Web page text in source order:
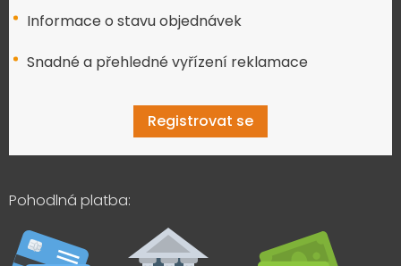
Informace o stavu objednávek
Snadné a přehledné vyřízení reklamace
Registrovat se
Pohodlná platba: